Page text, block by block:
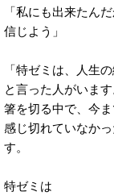
「私にも出来たん
信じよう」
「特ゼミは、人生の
と言った人がいます
箸を切る中で、今
感じ切れていなか
す。
特ゼミは